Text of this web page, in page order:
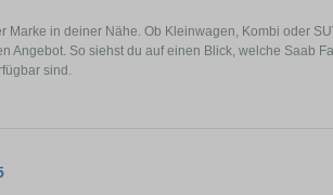
in deiner Nähe. Ob Kleinwagen, Kombi oder
So siehst du auf einen Blick, welche Saab
sind.